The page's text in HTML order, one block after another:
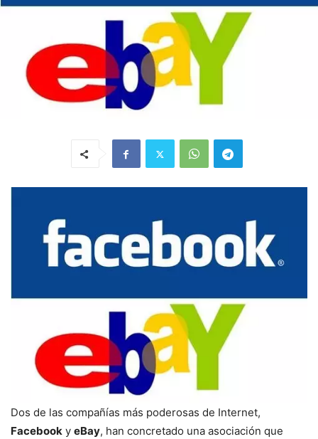
Dos de las compañías más poderosas de Internet,
Facebook y eBay, han concretado una asociación que